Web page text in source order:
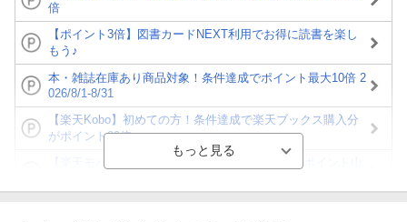
倍
【ポイント3倍】図書カードNEXT利用でお得に読書を楽し
もう♪
本・雑誌在庫あり商品対象！条件達成でポイント最大10倍 2
026/8/1-8/31
【楽天Kobo】初めての方！条件達成で楽天ブックス購入分
がポイント20倍